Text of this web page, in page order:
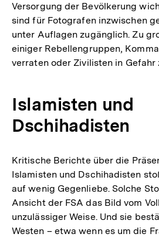
Versorgung der Bevölkerung
sind für Fotografen inzwischen
unter Auflagen zugänglich. Zu
einiger Rebellengruppen,
verraten oder Zivilisten in Gefahr
Islamisten und
Dschihadisten
Kritische Berichte über die
Islamisten und Dschihadisten
auf wenig Gegenliebe. Solche
Ansicht der FSA das Bild vom
unzulässiger Weise. Und sie
Westen – etwa wenn es um die